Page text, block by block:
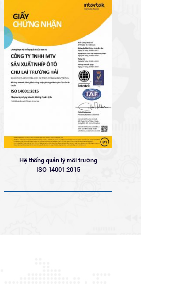
Hệ thống quản lý môi trường
ISO 14001:2015